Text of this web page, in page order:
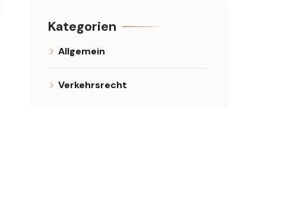
Kategorien
Allgemein
Verkehrsrecht